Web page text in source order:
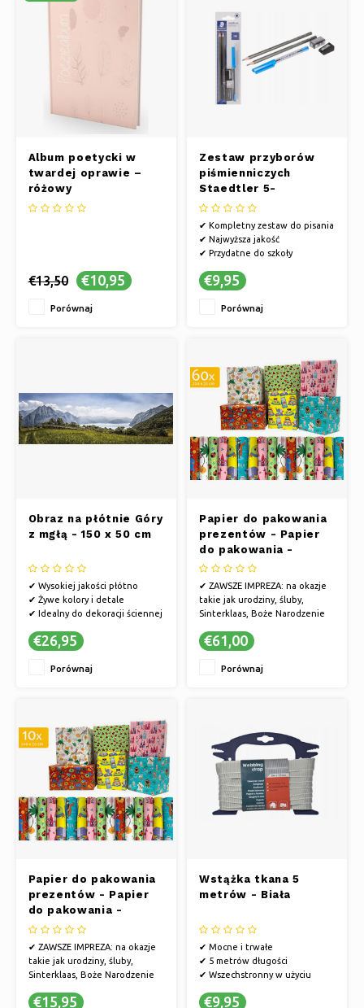
Album poetycki w
twardej oprawie –
różowy
€13,50 €10,95
Porównaj
Zestaw przyborów
piśmienniczych
Staedtler 5-
częściowy
✔ Kompletny zestaw do pisania
✔ Najwyższa jakość
✔ Przydatne do szkoły
€9,95
Porównaj
Obraz na płótnie Góry
z mgłą - 150 x 50 cm
✔ Wysokiej jakości płótno
✔ Żywe kolory i detale
✔ Idealny do dekoracji ściennej
€26,95
Porównaj
Papier do pakowania
prezentów - Papier
do pakowania -
Papier do pakowania
prezentów 200 x 70
cm "Kids" - 60 rolek
✔ ZAWSZE IMPREZA: na okazje
takie jak urodziny, śluby,
Sinterklaas, Boże Narodzenie
✔ ALE TAKŻE NA: rocznice,
dzień ojca i dzień matki
€61,00
Porównaj
Papier do pakowania
prezentów - Papier
do pakowania -
Papier do pakowania
prezentów 200 x 70
cm "Dzieci" - 10 rolek
✔ ZAWSZE IMPREZA: na okazje
takie jak urodziny, śluby,
Sinterklaas, Boże Narodzenie
✔ ALE TAKŻE NA: rocznice,
€15,95
Wstążka tkana 5
metrów - Biała
✔ Mocne i trwałe
✔ 5 metrów długości
✔ Wszechstronny w użyciu
€9,95